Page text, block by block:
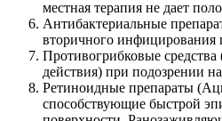
местная терапия не дает
Антибактериальные
вторичного инфицирования
Противогрибковые
действия) при подозрении
Ретиноидные препараты
способствующие быстрой